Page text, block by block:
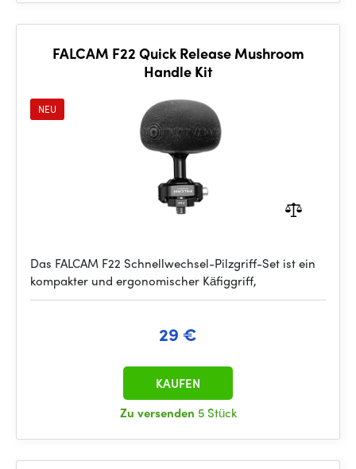
FALCAM F22 Quick Release Mushroom
Handle Kit
NEU
Das FALCAM F22 Schnellwechsel-Pilzgriff-Set ist ein
kompakter und ergonomischer Käfiggriff,
29 €
Zu versenden 5 Stück
KAUFEN